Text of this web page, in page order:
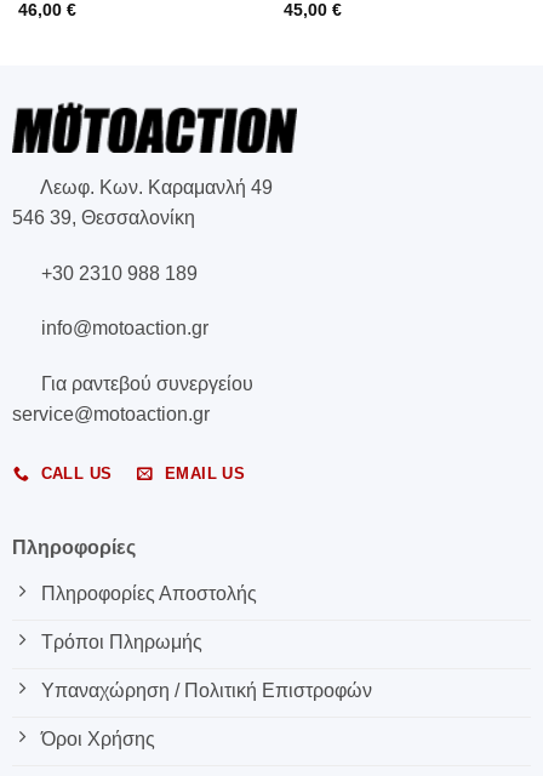
46,00 €
45,00 €
Λεωφ. Κων. Καραμανλή 49
546 39, Θεσσαλονίκη
+30 2310 988 189
info@motoaction.gr
Για ραντεβού συνεργείου
service@motoaction.gr
CALL US EMAIL US
Πληροφορίες
Πληροφορίες Αποστολής
Τρόποι Πληρωμής
Υπαναχώρηση / Πολιτική Επιστροφών
Όροι Χρήσης